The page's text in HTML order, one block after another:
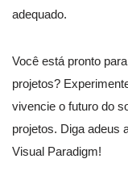
adequado.
Você está pronto
projetos?
vivencie o futuro do
projetos. Diga adeus
Visual Paradigm!